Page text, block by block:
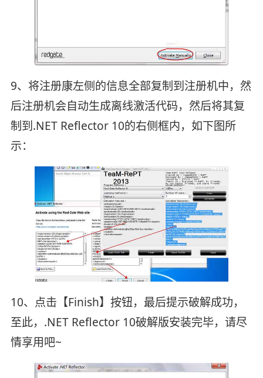
9、将注册康左侧的信息全部复制到注册机中，然
后注册机会自动生成离线激活代码，然后将其复
制到.NET Reflector 10的右侧框内，如下图所
示：
10、点击【Finish】按钮，最后提示破解成功，
至此，.NET Reflector 10破解版安装完毕，请尽
情享用吧~